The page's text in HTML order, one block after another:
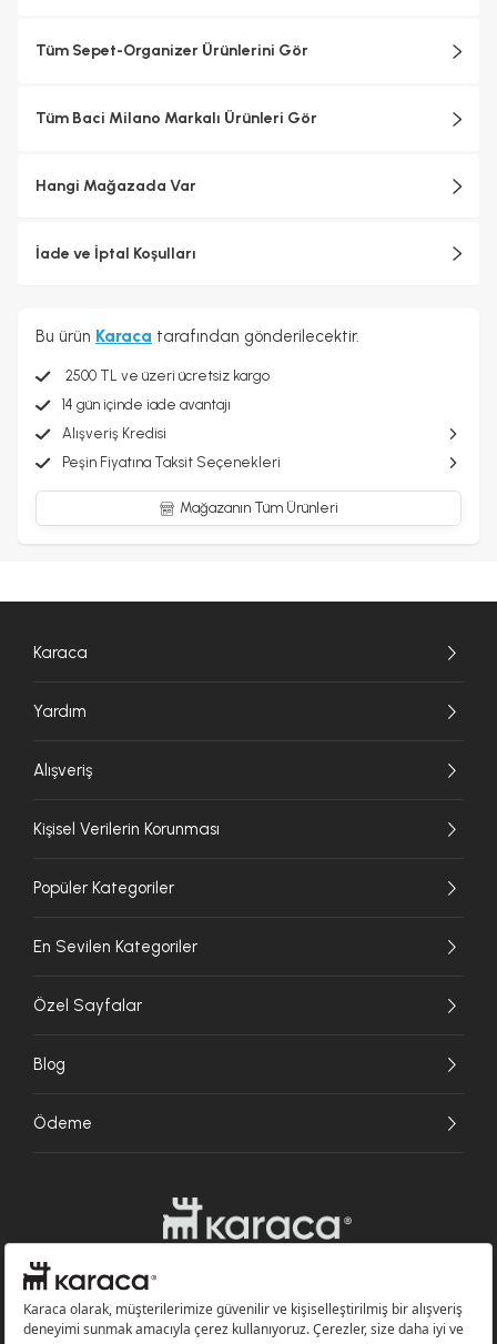
tahtalarından fincanlara kadar geniş bir ürün
canlılığını yansıttığı seçenekler sunar. Hem
alanlarınıza benzersiz bir cazibe ve zarafet katar.
Tüm Sepet-Organizer Ürünlerini Gör
Tüm Baci Milano Markalı Ürünleri Gör
Hangi Mağazada Var
İade ve İptal Koşulları
Bu ürün Karaca tarafından gönderilecektir.
2500 TL ve üzeri ücretsiz kargo
14 gün içinde iade avantajı
Alışveriş Kredisi
Peşin Fiyatına Taksit Seçenekleri
Mağazanın Tüm Ürünleri
Karaca
Yardım
Alışveriş
Kişisel Verilerin Korunması
Popüler Kategoriler
En Sevilen Kategoriler
Özel Sayfalar
Blog
Ödeme